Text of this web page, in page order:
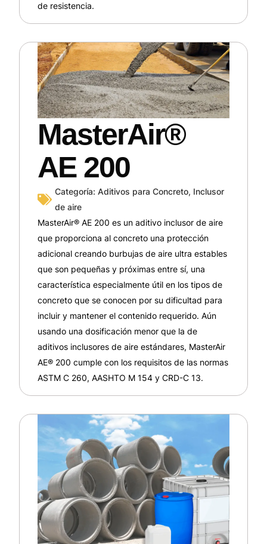
de resistencia.
MasterAir®
AE 200
Categoría: Aditivos para Concreto, Inclusor
de aire
MasterAir® AE 200 es un aditivo inclusor de aire
que proporciona al concreto una protección
adicional creando burbujas de aire ultra estables
que son pequeñas y próximas entre sí, una
característica especialmente útil en los tipos de
concreto que se conocen por su dificultad para
incluir y mantener el contenido requerido. Aún
usando una dosificación menor que la de
aditivos inclusores de aire estándares, MasterAir
AE® 200 cumple con los requisitos de las normas
ASTM C 260, AASHTO M 154 y CRD-C 13.